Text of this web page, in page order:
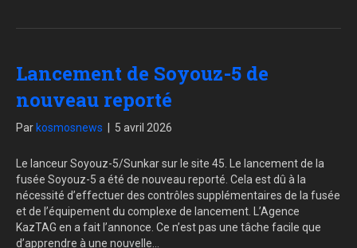
Lancement de Soyouz-5 de
nouveau reporté
Par kosmosnews 5 avril 2026
Le lanceur Soyouz-5/Sunkar sur le site 45. Le lancement de la
fusée Soyouz-5 a été de nouveau reporté. Cela est dû à la
nécessité d’effectuer des contrôles supplémentaires de la fusée
et de l’équipement du complexe de lancement. L’Agence
KazTAG en a fait l’annonce. Ce n’est pas une tâche facile que
d’apprendre à une nouvelle…